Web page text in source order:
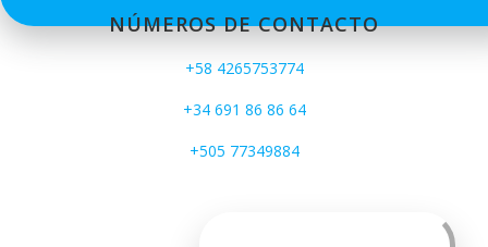
NÚMEROS DE CONTACTO
+58 4265753774
+34 691 86 86 64
+505 77349884